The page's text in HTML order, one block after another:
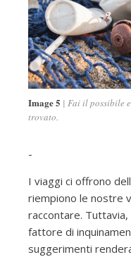
Image 5
Fai il possibile
trovato.
-
I viaggi ci offrono
riempiono le nostre
raccontare.
fattore di
suggerimenti